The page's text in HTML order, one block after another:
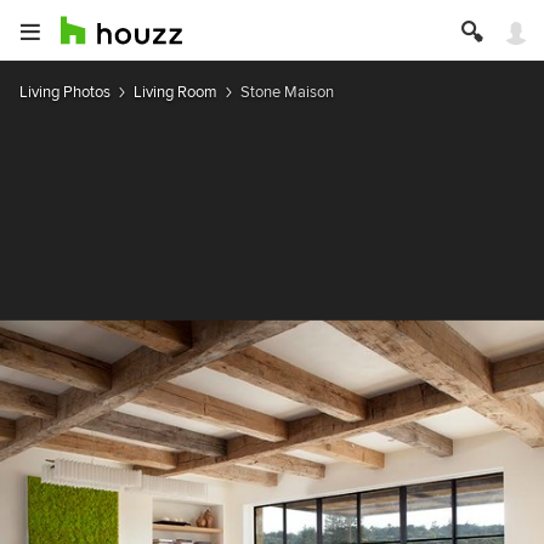
Living Photos Living Room Stone Maison